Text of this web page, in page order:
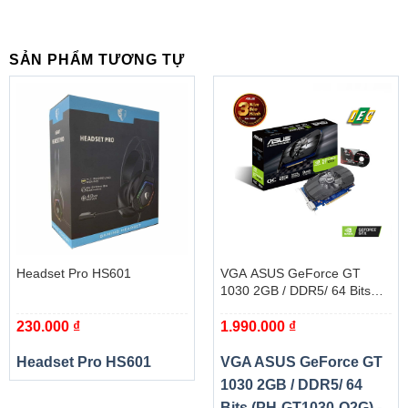
Aspire 7 A715-41G-R282 – model Giải trí,
Part Number
Mầu sắc Black
AMD Ryzen™ 5 3550H
SẢN PHẨM TƯƠNG TỰ
Headset Pro HS601
230.000 ₫
Headset Pro HS601
VGA ASUS GeForce GT
1030 2GB / DDR5/ 64 Bits
1.990.000 ₫
VGA ASUS GeForce GT
1030 2GB / DDR5/ 64